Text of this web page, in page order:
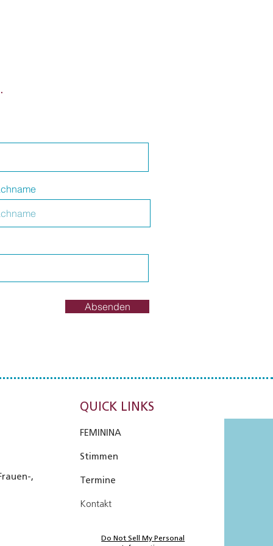
Absenden
,
QUICK LINKS
FEMININA
Stimmen
Termine
Kontakt
Do Not Sell My Personal